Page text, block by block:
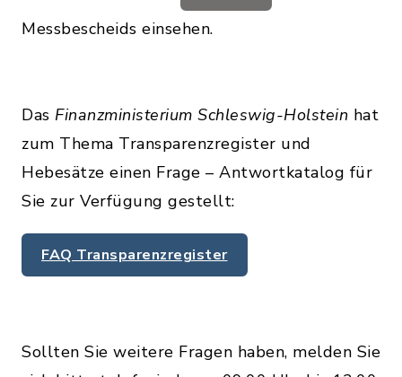
Messbescheids einsehen.
Das Finanzministerium Schleswig-Holstein hat
zum Thema Transparenzregister und
Hebesätze einen Frage – Antwortkatalog für
Sie zur Verfügung gestellt:
FAQ Transparenzregister
Sollten Sie weitere Fragen haben, melden Sie